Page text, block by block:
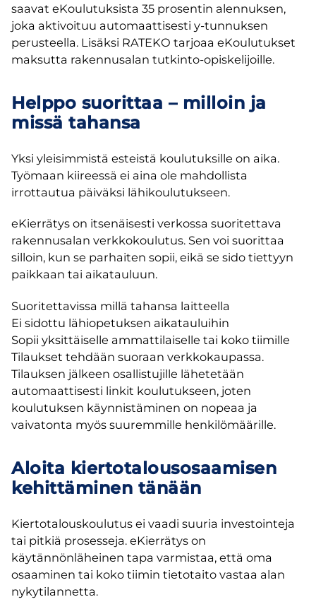
saavat eKoulutuksista 35 prosentin alennuksen,
joka aktivoituu automaattisesti y-tunnuksen
perusteella. Lisäksi RATEKO tarjoaa eKoulutukset
maksutta rakennusalan tutkinto-opiskelijoille.
Helppo suorittaa – milloin ja
missä tahansa
Yksi yleisimmistä esteistä koulutuksille on aika.
Työmaan kiireessä ei aina ole mahdollista
irrottautua päiväksi lähikoulutukseen.
eKierrätys on itsenäisesti verkossa suoritettava
rakennusalan verkkokoulutus. Sen voi suorittaa
silloin, kun se parhaiten sopii, eikä se sido tiettyyn
paikkaan tai aikatauluun.
Suoritettavissa millä tahansa laitteella
Ei sidottu lähiopetuksen aikatauluihin
Sopii yksittäiselle ammattilaiselle tai koko tiimille
Tilaukset tehdään suoraan verkkokaupassa.
Tilauksen jälkeen osallistujille lähetetään
automaattisesti linkit koulutukseen, joten
koulutuksen käynnistäminen on nopeaa ja
vaivatonta myös suuremmille henkilömäärille.
Aloita kiertotalousosaamisen
kehittäminen tänään
Kiertotalouskoulutus ei vaadi suuria investointeja
tai pitkiä prosesseja. eKierrätys on
käytännönläheinen tapa varmistaa, että oma
osaaminen tai koko tiimin tietotaito vastaa alan
nykytilannetta.